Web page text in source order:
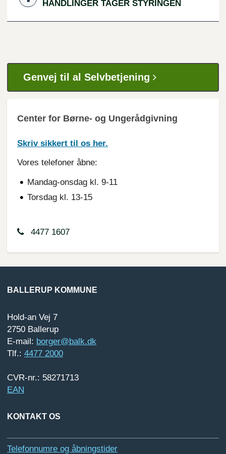
HANDLINGER TAGER STYRINGEN
Genvej til al Selvbetjening
Center for Børne- og Ungerådgivning
Skriv sikkert til os her.
Vores telefoner åbne:
Mandag-onsdag kl. 9-11
Torsdag kl. 13-15
4477 1607
BALLERUP KOMMUNE
Hold-an Vej 7
2750 Ballerup
E-mail: borger@balk.dk
Tlf.: 4477 2000
CVR-nr.: 58271713
EAN
KONTAKT OS
Telefonnumre og åbningstider